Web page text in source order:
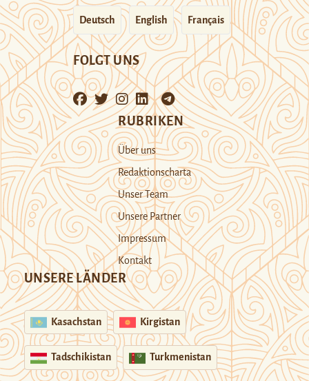
Deutsch English Français
FOLGT UNS
RUBRIKEN
Über uns
Redaktionscharta
Unser Team
Unsere Partner
Impressum
Kontakt
UNSERE LÄNDER
Kasachstan Kirgistan
Tadschikistan Turkmenistan